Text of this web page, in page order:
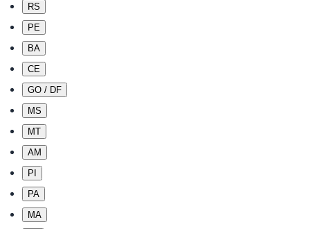
RS
PE
BA
CE
GO / DF
MS
MT
AM
PI
PA
MA